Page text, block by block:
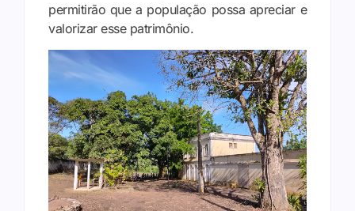
permitirão que a população possa apreciar e
valorizar esse patrimônio.